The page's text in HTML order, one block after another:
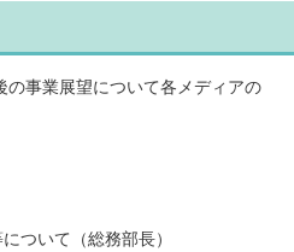
の事業展望について各メディアの
ついて（総務部長）